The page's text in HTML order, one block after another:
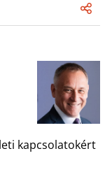
kapcsolatokért